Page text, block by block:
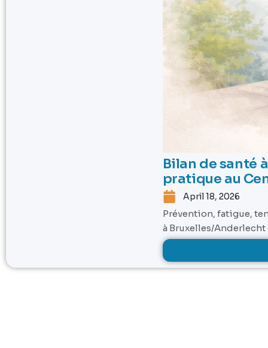
Bilan de santé
pratique au
April 18, 2026
Prévention, fatigue,
à Bruxelles/